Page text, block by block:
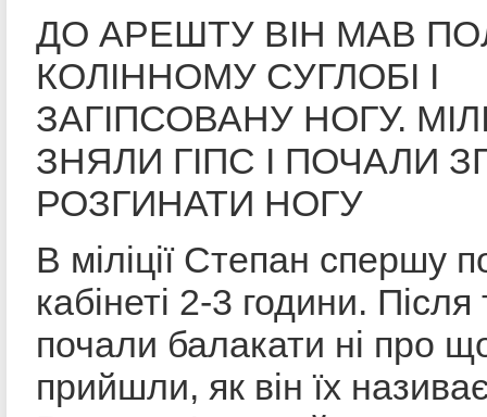
ДО АРЕШТУ ВІН МАВ
КОЛІННОМУ СУГЛОБІ І
ЗАГІПСОВАНУ НОГУ.
ЗНЯЛИ ГІПС І ПОЧАЛИ
РОЗГИНАТИ НОГУ
В міліції Степан спершу
кабінеті 2-3 години.
почали балакати ні про
прийшли, як він їх